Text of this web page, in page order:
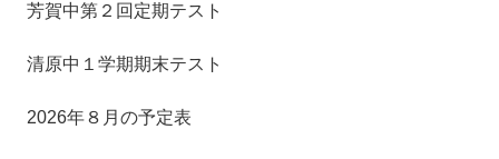
芳賀中第２回定期テスト
清原中１学期期末テスト
2026年８月の予定表